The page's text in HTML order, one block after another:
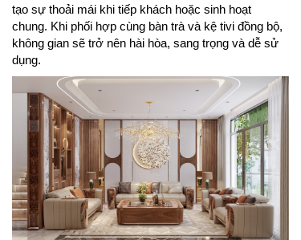
tạo sự thoải mái khi tiếp khách hoặc sinh hoạt
chung. Khi phối hợp cùng bàn trà và kệ tivi đồng bộ,
không gian sẽ trở nên hài hòa, sang trọng và dễ sử
dụng.